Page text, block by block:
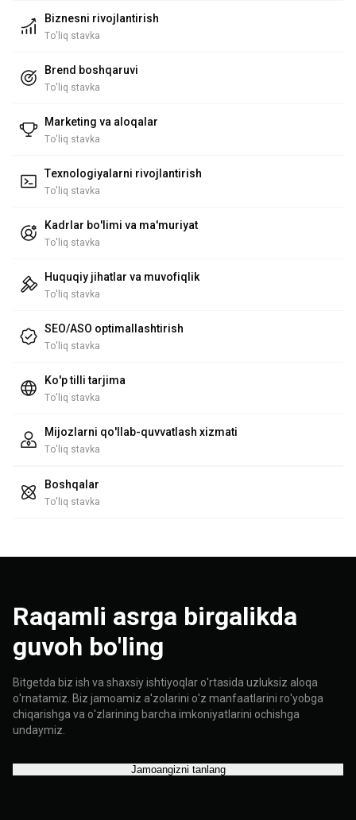
Biznesni rivojlantirish
To'liq stavka
Brend boshqaruvi
To'liq stavka
Marketing va aloqalar
To'liq stavka
Texnologiyalarni rivojlantirish
To'liq stavka
Kadrlar bo'limi va ma'muriyat
To'liq stavka
Huquqiy jihatlar va muvofiqlik
To'liq stavka
SEO/ASO optimallashtirish
To'liq stavka
Ko'p tilli tarjima
To'liq stavka
Mijozlarni qo'llab-quvvatlash xizmati
To'liq stavka
Boshqalar
To'liq stavka
Raqamli asrga birgalikda
guvoh bo'ling
Bitgetda biz ish va shaxsiy ishtiyoqlar o'rtasida uzluksiz aloqa
o'rnatamiz. Biz jamoamiz a'zolarini o'z manfaatlarini ro'yobga
chiqarishga va o'zlarining barcha imkoniyatlarini ochishga
undaymiz.
Jamoangizni tanlang